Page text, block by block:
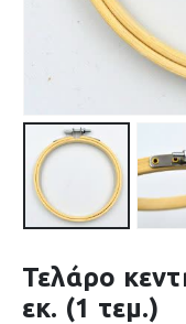
Τελάρο
εκ. (1 τεμ.)